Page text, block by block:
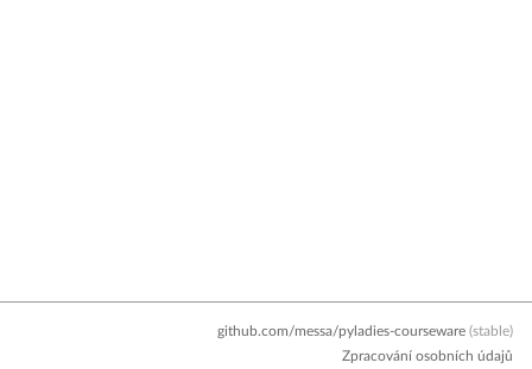
github.com/messa/pyladies-courseware (stable)
Zpracování osobních údajů